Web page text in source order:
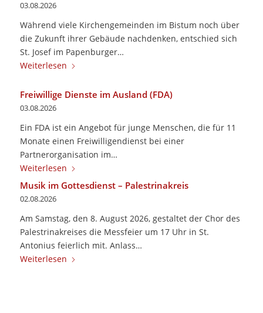
03.08.2026
Während viele Kirchengemeinden im Bistum noch über
die Zukunft ihrer Gebäude nachdenken, entschied sich
St. Josef im Papenburger…
Weiterlesen
Freiwillige Dienste im Ausland (FDA)
03.08.2026
Ein FDA ist ein Angebot für junge Menschen, die für 11
Monate einen Freiwilligendienst bei einer
Partnerorganisation im…
Weiterlesen
Musik im Gottesdienst – Palestrinakreis
02.08.2026
Am Samstag, den 8. August 2026, gestaltet der Chor des
Palestrinakreises die Messfeier um 17 Uhr in St.
Antonius feierlich mit. Anlass…
Weiterlesen